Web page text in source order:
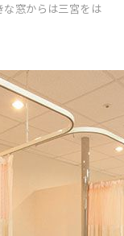
窓からは三宮をは